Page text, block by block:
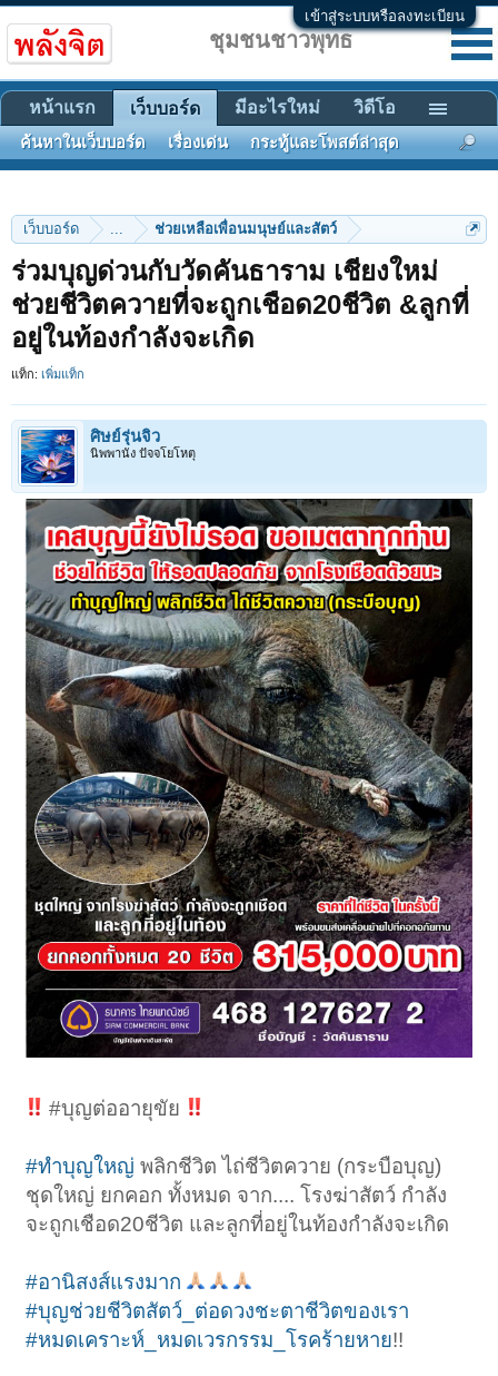
เข้าสู่ระบบหรือลงทะเบียน
เว็บบอร์ด ... ช่วยเหลือเพื่อนมนุษย์และสัตว์
ร่วมบุญด่วนกับวัดคันธาราม เชียงใหม่
ช่วยชีวิตควายที่จะถูกเชือด20ชีวิต &ลูกที่
อยู่ในท้องกำลังจะเกิด
แท็ก: เพิ่มแท็ก
ศิษย์รุ่นจิ๋ว
นิพพานัง ปัจจโยโหตุ
#บุญต่ออายุขัย
#ทำบุญใหญ่ พลิกชีวิต ไถ่ชีวิตควาย (กระบือบุญ)
ชุดใหญ่ ยกคอก ทั้งหมด จาก.... โรงฆ่าสัตว์ กำลัง
จะถูกเชือด20ชีวิต และลูกที่อยู่ในท้องกำลังจะเกิด
#อานิสงส์แรงมาก
#บุญช่วยชีวิตสัตว์_ต่อดวงชะตาชีวิตของเรา
#หมดเคราะห์_หมดเวรกรรม_โรคร้ายหาย!!
ชุมชนชาวพุทธ
หน้าแรก เว็บบอร์ด
ค้นหาในเว็บบอร์ด เรื่องเด่น กระทู้และโพสต์ล่าสุด
มีอะไรใหม่ วิดีโอ